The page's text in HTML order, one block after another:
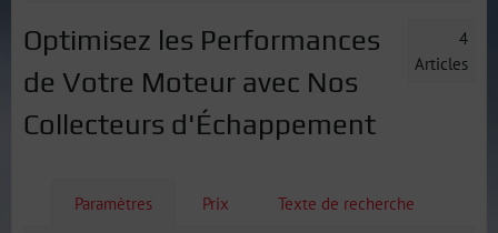
Optimisez les Performances
de Votre Moteur avec Nos
Collecteurs d'Échappement
4
Articles
Paramètres Prix Texte de recherche